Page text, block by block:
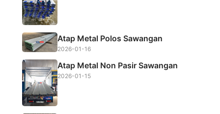
o
k
Atap Metal Polos Sawangan
2026-01-16
Atap Metal Non Pasir Sawangan
2026-01-15